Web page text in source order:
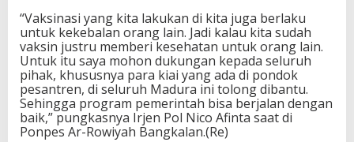
“Vaksinasi yang kita lakukan di kita juga berlaku
untuk kekebalan orang lain. Jadi kalau kita sudah
vaksin justru memberi kesehatan untuk orang lain.
Untuk itu saya mohon dukungan kepada seluruh
pihak, khususnya para kiai yang ada di pondok
pesantren, di seluruh Madura ini tolong dibantu.
Sehingga program pemerintah bisa berjalan dengan
baik,” pungkasnya Irjen Pol Nico Afinta saat di
Ponpes Ar-Rowiyah Bangkalan.(Re)